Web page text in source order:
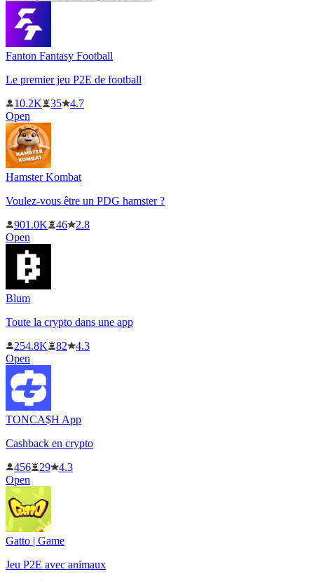
Fanton Fantasy Football
Le premier jeu P2E de football
10.2K
35
4.7
Open
Hamster Kombat
Voulez-vous être un PDG hamster ?
901.0K
46
2.8
Open
Blum
Toute la crypto dans une app
254.8K
82
4.3
Open
TONCA$H App
Cashback en crypto
456
29
4.3
Open
Gatto | Game
Jeu P2E avec animaux